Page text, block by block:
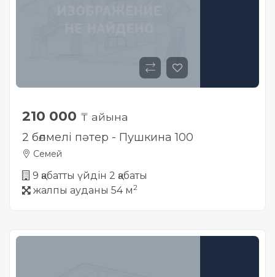
210 000 ₸ айына
2 бөлмелі пәтер - Пушкина 100
Семей
9 қабатты үйдін 2 қабаты
жалпы ауданы 54 м2